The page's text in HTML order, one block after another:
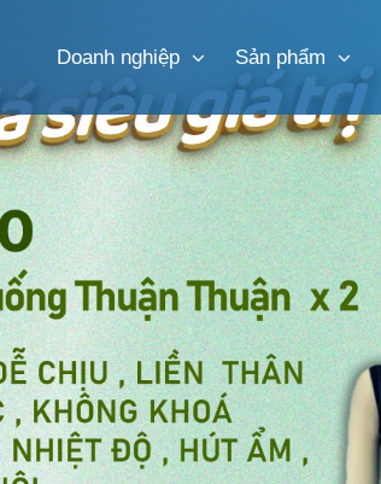
Doanh nghiệp Sản phẩm